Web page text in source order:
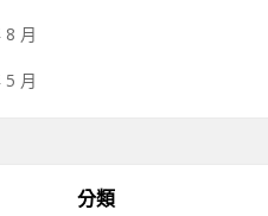
8 月
5 月
分類